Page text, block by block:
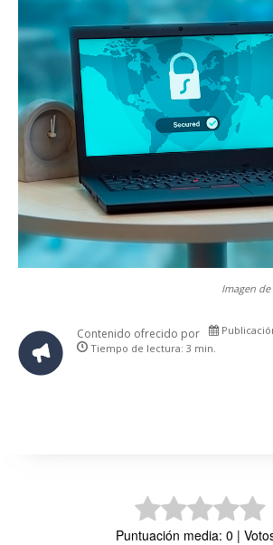
Imagen
Contenido ofrecido por
Tiempo de lectura: 3 min.
Puntuación media: 0 |